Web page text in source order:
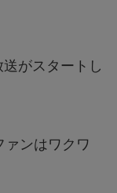
がスタートし
ンはワクワ